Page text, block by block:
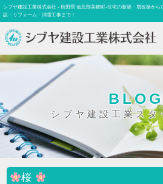
シブヤ建設工業株式会社 - 秋田県 仙北郡美郷町-住宅の新築・増改築か
設・リフォーム・消雪工事まで！
BLOG
シブヤ建設工業スタ
桜